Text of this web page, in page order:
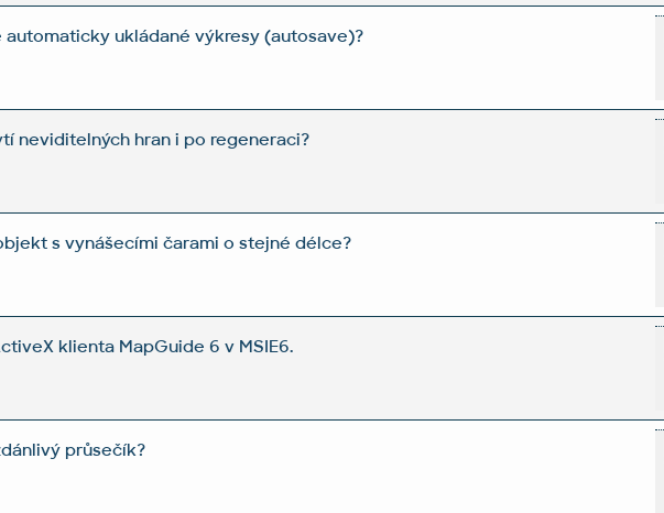
automaticky ukládané výkresy (autosave)?
neviditelných hran i po regeneraci?
s vynášecími čarami o stejné délce?
klienta MapGuide 6 v MSIE6.
průsečík?